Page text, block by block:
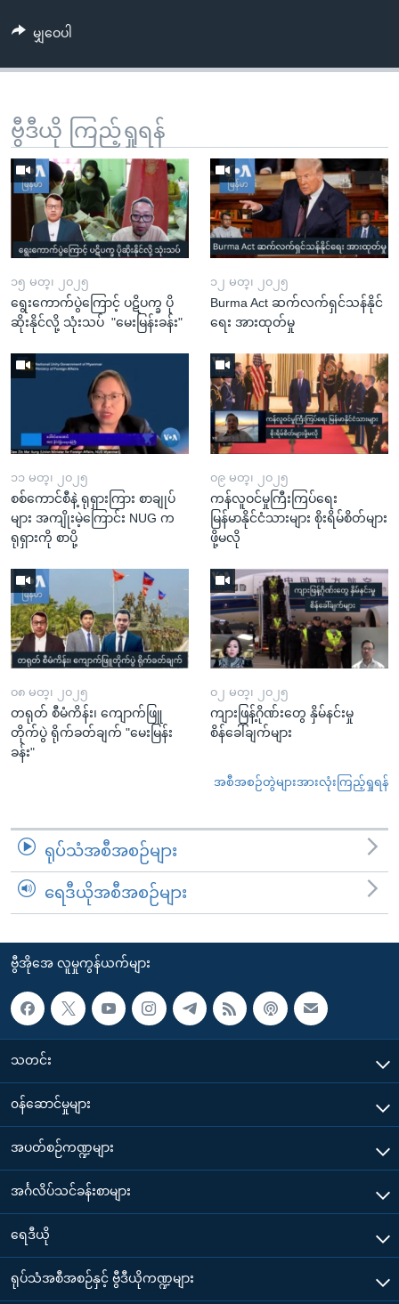
မျှဝေပါ
ဗွီဒီယို ကြည့်ရှုရန်
၁၅ မတ္၊ ၂၀၂၅
ရွေးကောက်ပွဲကြောင့် ပဋိပက္ခ ပို
ဆိုးနိုင်လို့ သုံးသပ် "မေးမြန်းခန်း"
၁၂ မတ္၊ ၂၀၂၅
Burma Act ဆက်လက်ရှင်သန်နိုင်
ရေး အားထုတ်မှု
၁၁ မတ္၊ ၂၀၂၅
စစ်ကောင်စီနဲ့ ရုရှားကြား စာချုပ်
များ အကျိုးမဲ့ကြောင်း NUG က
ရုရှားကို စာပို့
၀၉ မတ္၊ ၂၀၂၅
ကန်လူဝင်မှုကြီးကြပ်ရေး
မြန်မာနိုင်ငံသားများ စိုးရိမ်စိတ်များ
ဖို့မလို
၀၈ မတ္၊ ၂၀၂၅
တရုတ် စီမံကိန်း၊ ကျောက်ဖြူ
တိုက်ပွဲ ရိုက်ခတ်ချက် "မေးမြန်း
ခန်း"
၀၂ မတ္၊ ၂၀၂၅
ကျားဖြန့်ဂိုဏ်းတွေ နှိမ်နင်းမှု
စိန်ခေါ်ချက်များ
အစီအစဉ်တွဲများအားလုံးကြည့်ရှုရန်
ရုပ်သံအစီအစဉ်များ
ရေဒီယိုအစီအစဉ်များ
ဗွီအိုအေ လူမှုကွန်ယက်များ
သတင်း
၀န်ဆောင်မှုများ
အပတ်စဉ်ကဏ္ဍများ
အင်္ဂလိပ်သင်ခန်းစာများ
ရေဒီယို
ရုပ်သံအစီအစဉ်နှင့် ဗွီဒီယိုကဏ္ဍများ